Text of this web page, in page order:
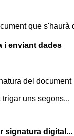
que s'haurà
i enviant dades
del document
uns segons...
signatura digital...